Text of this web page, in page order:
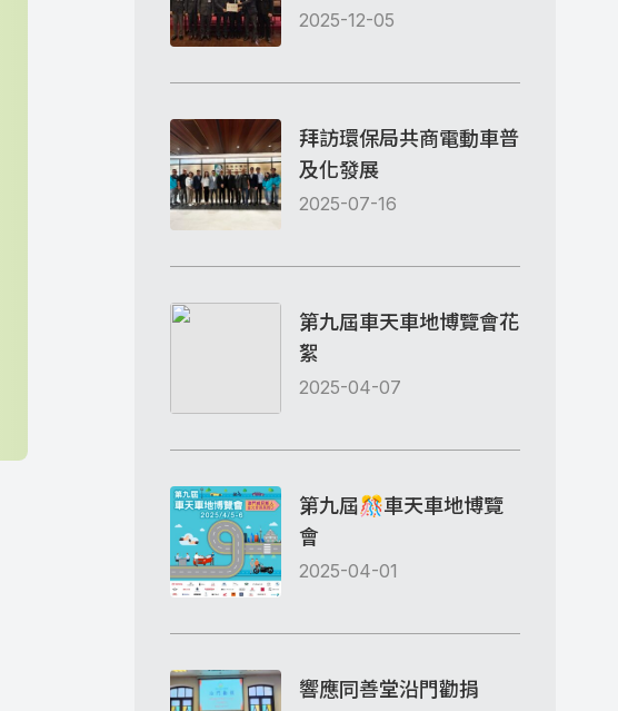
2025-12-05
拜訪環保局共商電動車普
及化發展
2025-07-16
第九屆車天車地博覽會花
絮
2025-04-07
第九屆🎊車天車地博覽
會
2025-04-01
響應同善堂沿門勸捐